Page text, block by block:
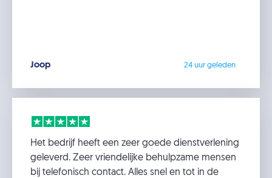
Joop 24 uur geleden
Het bedrijf heeft een zeer goede dienstverlening
geleverd. Zeer vriendelijke behulpzame mensen
bij telefonisch contact. Alles snel en tot in de